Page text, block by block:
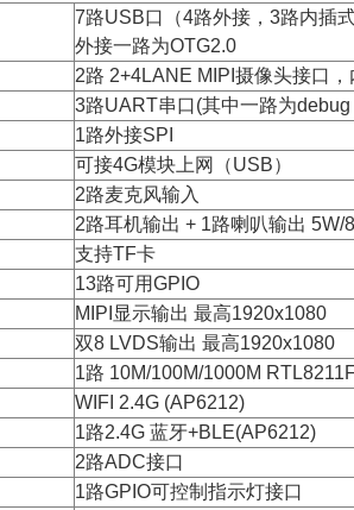
7路USB口（4路外接，3路内插
外接一路为OTG2.0
2路 2+4LANE MIPI摄像头接口
3路UART串口(其中一路为
1路外接SPI
可接4G模块上网（USB）
2路麦克风输入
2路耳机输出 + 1路喇叭输出 5W/
支持TF卡
13路可用GPIO
MIPI显示输出 最高1920x1080
双8 LVDS输出 最高1920x1080
1路 10M/100M/1000M
WIFI 2.4G (AP6212)
1路2.4G 蓝牙+BLE(AP6212)
2路ADC接口
1路GPIO可控制指示灯接口